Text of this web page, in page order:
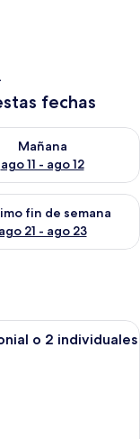
fechas
ago 11
Mañana
ago 11 - ago 12
la disponibilidad
semana ago 14 -
fin de semana
ago 21 - ago 23
la disponibilidad
de hotel moderna
o 2 individuales